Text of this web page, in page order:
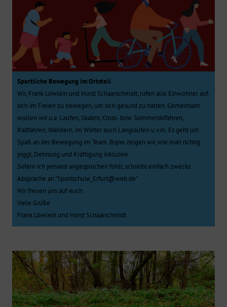
Sportliche Bewegung im Ortsteil
Wir, Frank Löwlein und Horst Schaarschmidt, rufen alle Einwohner auf,
sich im Freien zu bewegen, um sich gesund zu halten. Gemeinsam
wollen wir u.a. Laufen, Skaten, Cross- bzw. Sommerskifahren,
Radfahren, Wandern, im Winter auch Langlaufen u.v.m. Es geht um
Spaß an der Bewegung im Team. Bspw. zeigen wir, wie man richtig
joggt, Dehnung und Kräftigung inklusive.
Sofern ich jemand angesprochen fühlt, schreibt einfach zwecks
Absprache an "Sportschule_Erfurt@web.de"
Wir freuen uns auf euch.
Viele Grüße
Frank Löwlein und Horst Schaarschmidt